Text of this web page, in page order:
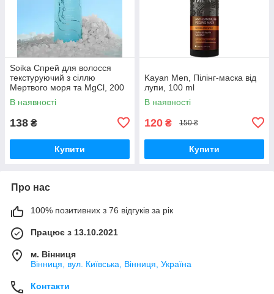
Soika Спрей для волосся
текстуруючий з сіллю
Мертвого моря та MgCl, 200
мл
В наявності
138 ₴
Купити
Kayan Men, Пілінг-маска від
лупи, 100 ml
В наявності
120 ₴ 150 ₴
Купити
Про нас
100% позитивних з 76 відгуків за рік
Працює з 13.10.2021
м. Вінниця
Вінниця, вул. Київська, Вінниця, Україна
Контакти